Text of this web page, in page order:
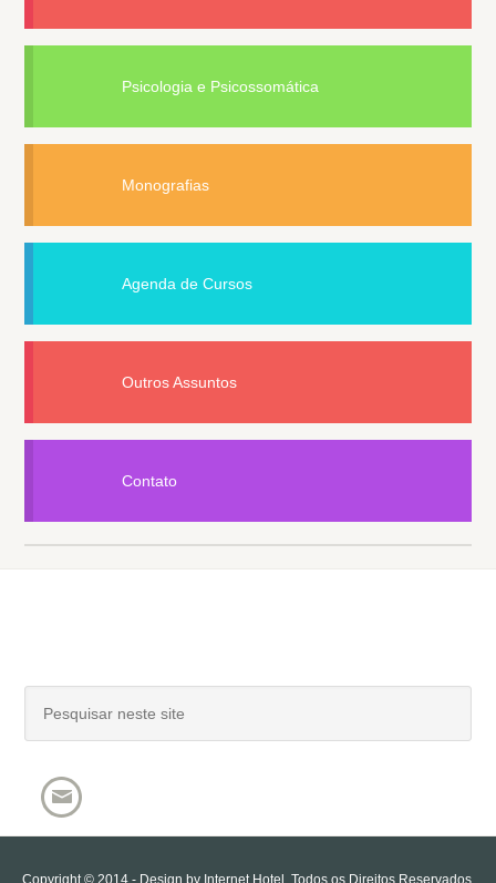
Psicologia e Psicossomática
Monografias
Agenda de Cursos
Outros Assuntos
Contato
Copyright © 2014 - Design by Internet Hotel . Todos os Direitos Reservados.